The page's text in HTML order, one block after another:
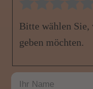
Bitte wählen
geben möchten.